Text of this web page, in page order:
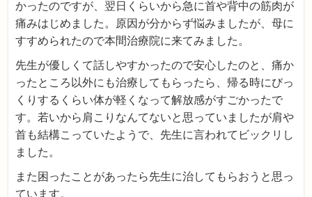
かったのですが、翌日くらいから急に首や背中の筋肉が
痛みはじめました。原因が分からず悩みましたが、母に
すすめられたので本間治療院に来てみました。
先生が優しくて話しやすかったので安心したのと、痛か
ったところ以外にも治療してもらったら、帰る時にびっ
くりするくらい体が軽くなって解放感がすごかったで
す。若いから肩こりなんてないと思っていましたが肩や
首も結構こっていたようで、先生に言われてビックリし
ました。
また困ったことがあったら先生に治してもらおうと思っ
ています。